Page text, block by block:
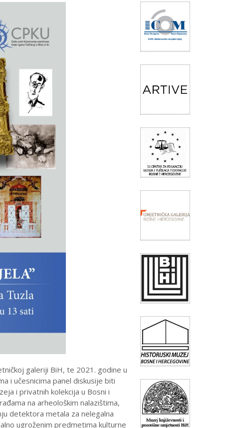
galeriji BiH, te 2021. godine u
i učesnicima panel diskusije biti
i privatnih kolekcija u Bosni i
na arheološkim nalazištima,
detektora metala za nelegalna
ugroženim predmetima kulturne